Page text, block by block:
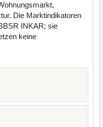
Die Marktindikatoren
INKAR; sie
keine